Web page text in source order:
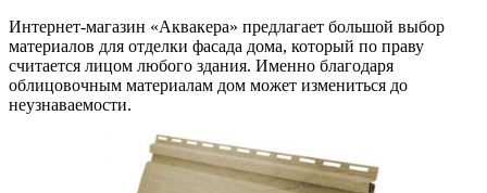
Интернет-магазин «Аквакера» предлагает большой выбор
материалов для отделки фасада дома, который по праву
считается лицом любого здания. Именно благодаря
облицовочным материалам дом может измениться до
неузнаваемости.